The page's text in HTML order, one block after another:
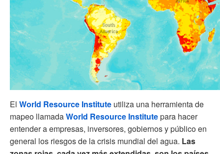
El World Resource Institute utiliza una herramienta de
mapeo llamadaWorld Resource Institutepara hacer
entender a empresas, inversores, gobiernos y público en
general los riesgos de la crisis mundial del agua. Las